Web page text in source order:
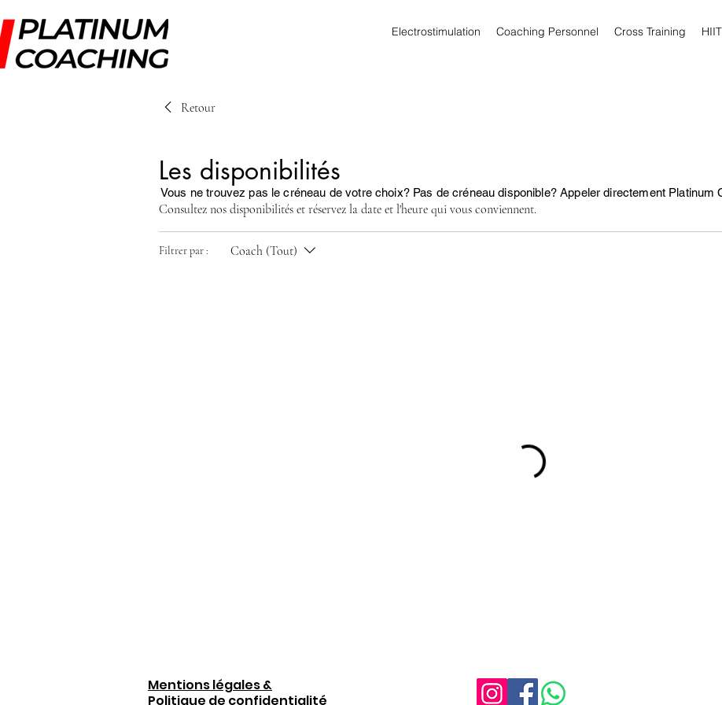
Electrostimulation Coaching Personnel Cross Training HIIT
Retour
Les disponibilités
Consultez nos disponibilités et réservez la date et l'heure qui vous conviennent.
Filtrer par : Coach (Tout)
Vous ne trouvez pas le créneau de votre choix? Pas de créneau disponible? Appeler directement Platinum
Mentions légales &
Politique de confidentialité